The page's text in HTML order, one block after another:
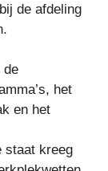
de afdeling
de
het
en het
staat kreeg